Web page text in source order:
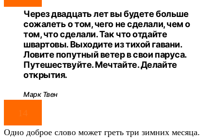
Через двадцать лет вы будете больше
сожалеть о том, чего не сделали, чем о
том, что сделали. Так что отдайте
швартовы. Выходите из тихой гавани.
Ловите попутный ветер в свои паруса.
Путешествуйте. Мечтайте. Делайте
открытия.
Марк Твен
14
Одно доброе слово может греть три зимних месяца.